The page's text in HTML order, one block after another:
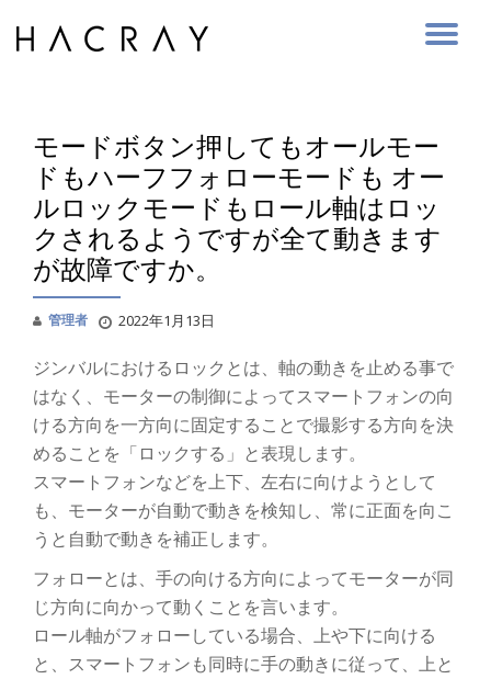
Skip
モードボタン押してもオールモー
ドもハーフフォローモードも オー
ルロックモードもロール軸はロッ
クされるようですが全て動きます
が故障ですか。
管理者 2022年1月13日
ジンバルにおけるロックとは、軸の動きを止める事で
はなく、モーターの制御によってスマートフォンの向
ける方向を一方向に固定することで撮影する方向を決
めることを「ロックする」と表現します。
スマートフォンなどを上下、左右に向けようとして
も、モーターが自動で動きを検知し、常に正面を向こ
うと自動で動きを補正します。
フォローとは、手の向ける方向によってモーターが同
じ方向に向かって動くことを言います。
ロール軸がフォローしている場合、上や下に向ける
と、スマートフォンも同時に手の動きに従って、上と